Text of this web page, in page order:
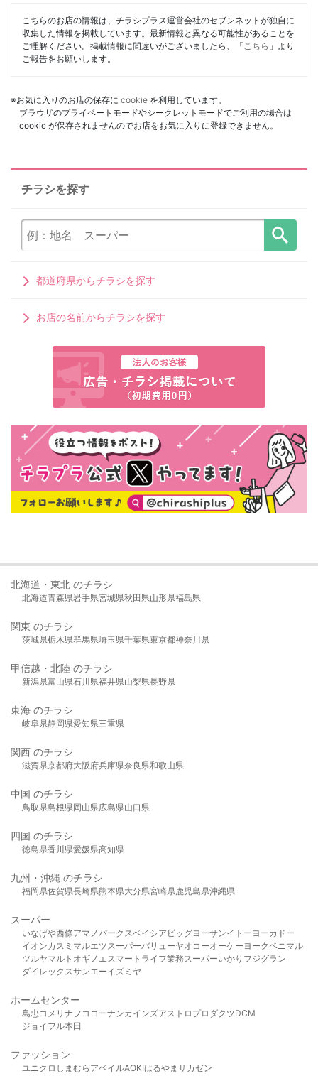
こちらのお店の情報は、チラシプラス運営会社のセブンネットが独自に
収集した情報を掲載しています。最新情報と異なる可能性があることを
ご理解ください。掲載情報に間違いがございましたら、「 こちら 」より
ご報告をお願いします。
※お気に入りのお店の保存に cookie を利用しています。
ブラウザのプライベートモードやシークレットモードでご利用の場合は
cookie が保存されませんのでお店をお気に入りに登録できません。
チラシを探す
都道府県からチラシを探す
お店の名前からチラシを探す
北海道・東北 のチラシ
北海道青森県岩手県宮城県秋田県山形県福島県
関東 のチラシ
茨城県栃木県群馬県埼玉県千葉県東京都神奈川県
甲信越・北陸 のチラシ
新潟県富山県石川県福井県山梨県長野県
東海 のチラシ
岐阜県静岡県愛知県三重県
関西 のチラシ
滋賀県京都府大阪府兵庫県奈良県和歌山県
中国 のチラシ
鳥取県島根県岡山県広島県山口県
四国 のチラシ
徳島県香川県愛媛県高知県
九州・沖縄 のチラシ
福岡県佐賀県長崎県熊本県大分県宮崎県 鹿児島県沖縄県
スーパー
いなげや西條アマノパークスベイシア ビッグヨーサンイトーヨーカドー
イオンカスミ マルエツ スーパーバリューヤオコーオーケー ヨークベニマル
ツルヤマルト オギノ エスマート ライフ業務スーパーいかり フジグラン
ダイレックスサンエーイズミヤ
ホームセンター
島忠 コメリ ナフコ コーナンカインズアストロプロダクツDCM
ジョイフル本田
ファッション
ユニクロ しまむら アベイルAOKIはるやま サカゼン